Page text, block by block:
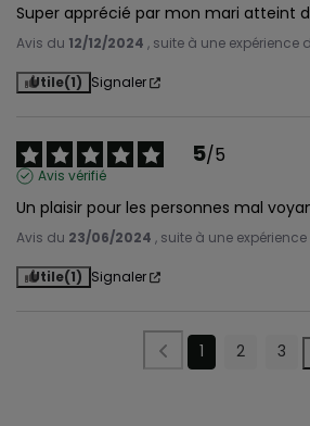
Super apprécié par mon mari atteint
Avis du 12/12/2024 , suite à une expérience
Utile(1) Signaler
5/5
Avis vérifié
Un plaisir pour les personnes mal
Avis du 23/06/2024 , suite à une
Utile(1) Signaler
1 2 3